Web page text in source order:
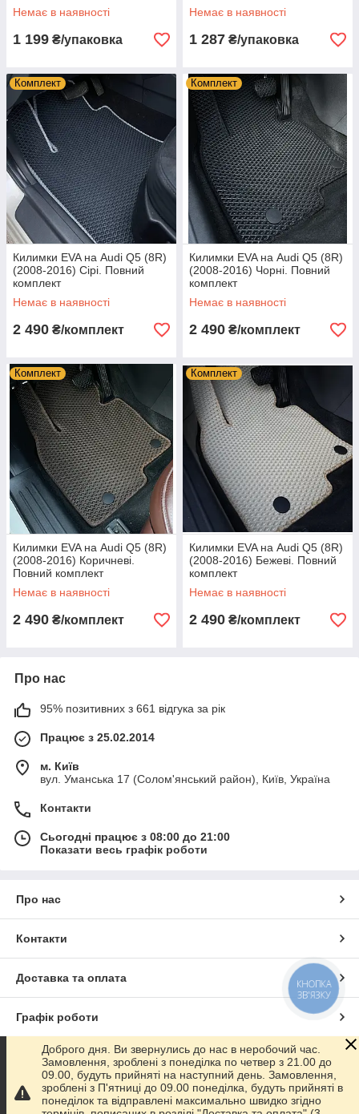
Немає в наявності
1 199 ₴/упаковка
Немає в наявності
1 287 ₴/упаковка
Комплект
Килимки EVA на Audi Q5 (8R)
(2008-2016) Сірі. Повний
комплект
Немає в наявності
2 490 ₴/комплект
Комплект
Килимки EVA на Audi Q5 (8R)
(2008-2016) Чорні. Повний
комплект
Немає в наявності
2 490 ₴/комплект
Комплект
Килимки EVA на Audi Q5 (8R)
(2008-2016) Коричневі.
Повний комплект
Немає в наявності
2 490 ₴/комплект
Комплект
Килимки EVA на Audi Q5 (8R)
(2008-2016) Бежеві. Повний
комплект
Немає в наявності
2 490 ₴/комплект
Про нас
95% позитивних з 661 відгука за рік
Працює з 25.02.2014
м. Київ
вул. Уманська 17 (Солом'янський район), Київ, Україна
Контакти
Сьогодні працює з 08:00 до 21:00
Показати весь графік роботи
Про нас
Контакти
Доставка та оплата
Графік роботи
Повна версія сайту
Сайт створено на маркетплейсіProm.ua
Доброго дня. Ви звернулись до нас в неробочий час.
Замовлення, зроблені з понеділка по четвер з 21.00 до
09.00, будуть прийняті на наступний день. Замовлення,
зроблені з П'ятниці до 09.00 понеділка, будуть прийняті в
понеділок та відправлені максимально швидко згідно
КНОПКА
ЗВ'ЯЗКУ